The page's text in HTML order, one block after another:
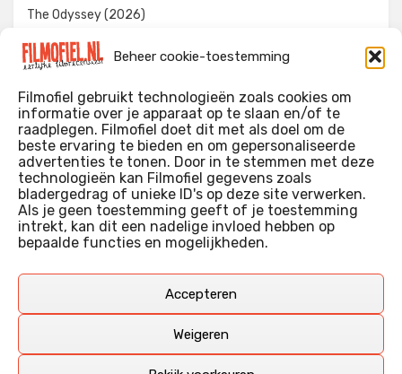
Beheer cookie-toestemming
Filmofiel gebruikt technologieën zoals cookies om
informatie over je apparaat op te slaan en/of te
raadplegen. Filmofiel doet dit met als doel om de
beste ervaring te bieden en om gepersonaliseerde
advertenties te tonen. Door in te stemmen met deze
technologieën kan Filmofiel gegevens zoals
bladergedrag of unieke ID's op deze site verwerken.
Als je geen toestemming geeft of je toestemming
intrekt, kan dit een nadelige invloed hebben op
bepaalde functies en mogelijkheden.
Accepteren
Weigeren
The Odyssey (2026)
Evil Dead Burn (2026)
WIE IK BEN…?
Ik ben ooit begonnen met m’n recensies omdat ik zoveel
films keek dat ik af en toe niet meer wist welke ik nu wel of
niet gezien had. Ik ben een filmliefhebber, heb als hobby nog
erg lang in een videotheek gewerkt, en heb als coproducent
Deze recensies zijn dan ook vooral vrij pretentieloze
aangevuld met een groeiende kennis over de kunde én de
kunst van het maken van film.